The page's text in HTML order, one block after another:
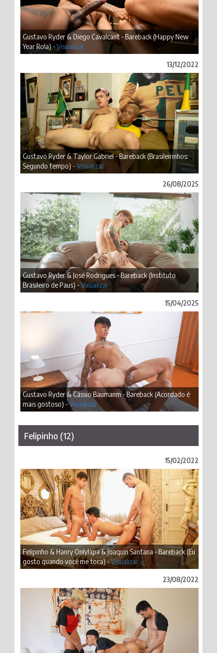
Gustavo Ryder & Diego Cavalcant - Bareback (Happy New
Year Rola) -Visualizar
13/12/2022
Gustavo Ryder & Taylor Gabriel - Bareback (Brasileirinhos:
Segundo tempo) -Visualizar
26/08/2025
Gustavo Ryder & José Rodrigues - Bareback (Instituto
Brasileiro de Paus) -Visualizar
15/04/2025
Gustavo Ryder & Cássio Baumanm - Bareback (Acordado é
mais gostoso) -Visualizar
Felipinho (12)
15/02/2022
Felipinho & Hanry OnlyJapa & Joaquin Santana - Bareback (Eu
gosto quando você me toca) -Visualizar
23/08/2022